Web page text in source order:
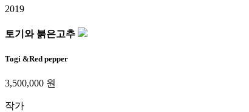
2019
토기와 붉은고추
Togi &Red pepper
3,500,000 원
작가